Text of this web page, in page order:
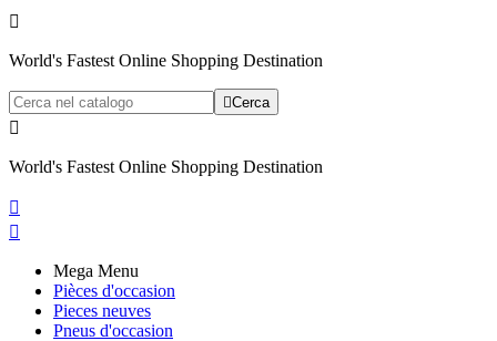

World's Fastest Online Shopping Destination
Cerca

World's Fastest Online Shopping Destination


Mega Menu
Pièces d'occasion
Pieces neuves
Pneus d'occasion